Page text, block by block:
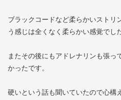
ブラックコードなど柔らかいストリ
う感じは全くなく柔らかい感覚でし
またその後にもアドレナリンも張っ
かったです。
硬いという話も聞いていたので心構